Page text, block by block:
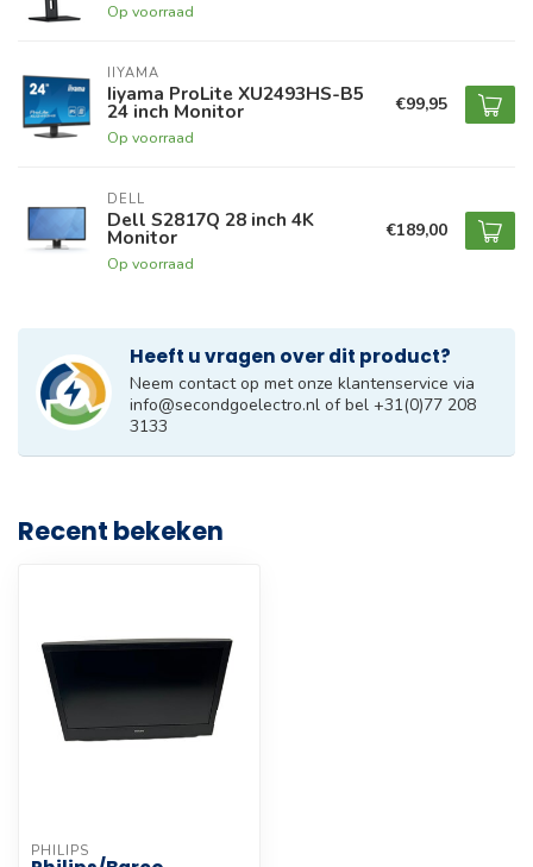
Op voorraad
IIYAMA
Iiyama ProLite XU2493HS-B5
24 inch Monitor
Op voorraad
€99,95
DELL
Dell S2817Q 28 inch 4K
Monitor
Op voorraad
€189,00
Heeft u vragen over dit product?
Neem contact op met onze klantenservice via
info@secondgoelectro.nl of bel +31(0)77 208
3133
Recent bekeken
PHILIPS